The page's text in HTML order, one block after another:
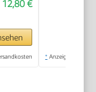
12,80 €
* Anzeige